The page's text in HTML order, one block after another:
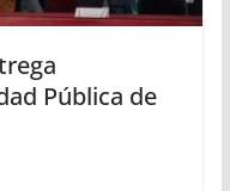
Pública de